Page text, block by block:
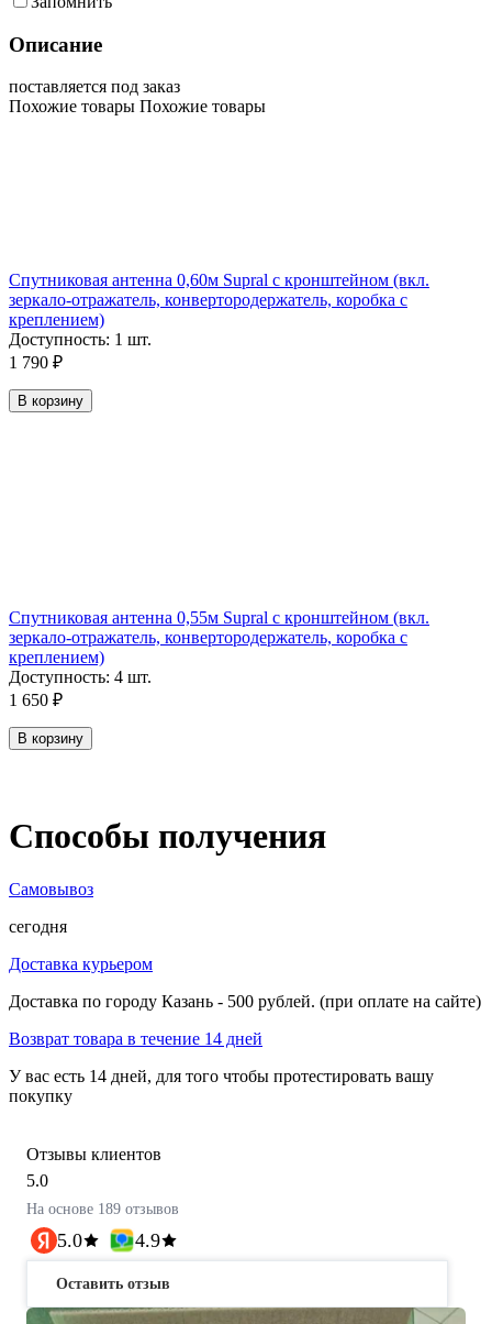
Описание
поставляется под заказ
Похожие товары Похожие товары
Спутниковая антенна 0,60м Supral с кронштейном (вкл.
зеркало-отражатель, конвертородержатель, коробка с
креплением)
Доступность: 1 шт.
1 790 ₽
В корзину
Спутниковая антенна 0,55м Supral с кронштейном (вкл.
зеркало-отражатель, конвертородержатель, коробка с
креплением)
Доступность: 4 шт.
1 650 ₽
В корзину
Способы получения
Самовывоз
сегодня
Доставка курьером
Доставка по городу Казань - 500 рублей. (при оплате на сайте)
Возврат товара в течение 14 дней
У вас есть 14 дней, для того чтобы протестировать вашу
покупку